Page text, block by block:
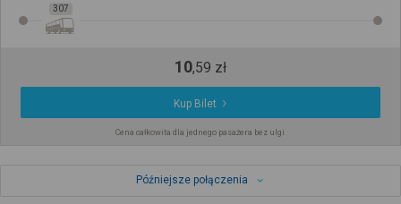
307
10,59 zł
Kup Bilet
Cena całkowita dla jednego pasażera bez ulgi
Późniejsze połączenia